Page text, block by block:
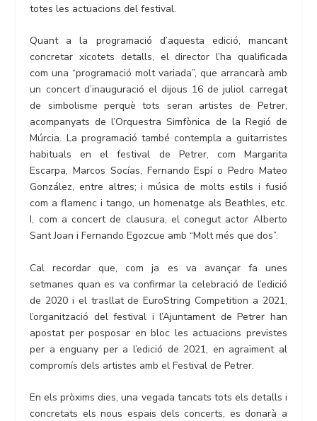
totes les actuacions del festival.
Quant a la programació d’aquesta edició, mancant
concretar xicotets detalls, el director l’ha qualificada
com una “programació molt variada”, que arrancarà amb
un concert d’inauguració el dijous 16 de juliol carregat
de simbolisme perquè tots seran artistes de Petrer,
acompanyats de l’Orquestra Simfònica de la Regió de
Múrcia. La programació també contempla a guitarristes
habituals en el festival de Petrer, com Margarita
Escarpa, Marcos Socías, Fernando Espí o Pedro Mateo
González, entre altres; i música de molts estils i fusió
com a flamenc i tango, un homenatge als Beathles, etc.
I, com a concert de clausura, el conegut actor Alberto
Sant Joan i Fernando Egozcue amb “Molt més que dos”.
Cal recordar que, com ja es va avançar fa unes
setmanes quan es va confirmar la celebració de l’edició
de 2020 i el trasllat de EuroString Competition a 2021,
l’organització del festival i l’Ajuntament de Petrer han
apostat per posposar en bloc les actuacions previstes
per a enguany per a l’edició de 2021, en agraïment al
compromís dels artistes amb el Festival de Petrer.
En els pròxims dies, una vegada tancats tots els detalls i
concretats els nous espais dels concerts, es donarà a